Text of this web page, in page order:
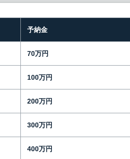
予納金
70万円
100万円
200万円
300万円
400万円